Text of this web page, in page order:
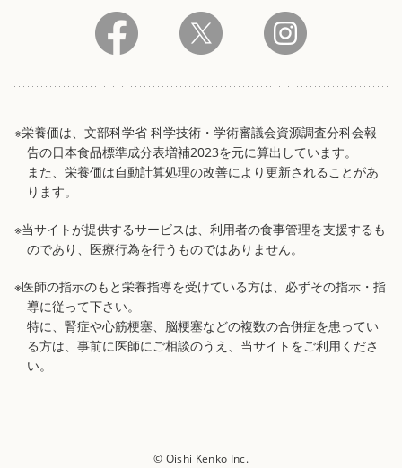
※栄養価は、文部科学省 科学技術・学術審議会資源調査分科会報
告の日本食品標準成分表増補2023を元に算出しています。
また、栄養価は自動計算処理の改善により更新されることがあ
ります。
※当サイトが提供するサービスは、利用者の食事管理を支援するも
のであり、医療行為を行うものではありません。
※医師の指示のもと栄養指導を受けている方は、必ずその指示・指
導に従って下さい。
特に、腎症や心筋梗塞、脳梗塞などの複数の合併症を患ってい
る方は、事前に医師にご相談のうえ、当サイトをご利用くださ
い。
© Oishi Kenko Inc.